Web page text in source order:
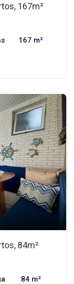
167m²
167 m²
84m²
84 m²